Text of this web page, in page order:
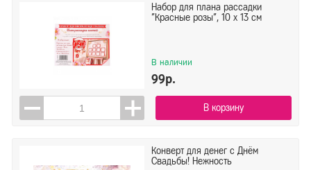
Набор для плана рассадки
"Красные розы", 10 х 13 см
В наличии
99р.
В корзину
Конверт для денег с Днём
Свадьбы! Нежность